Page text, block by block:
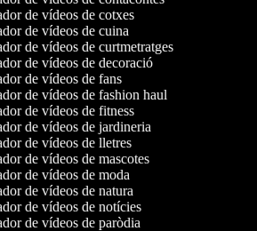
de vídeos de cotxes
de vídeos de cuina
de vídeos de curtmetratges
de vídeos de decoració
de vídeos de fans
de vídeos de fashion haul
de vídeos de fitness
de vídeos de jardineria
de vídeos de lletres
de vídeos de mascotes
de vídeos de moda
de vídeos de natura
de vídeos de notícies
de vídeos de paròdia